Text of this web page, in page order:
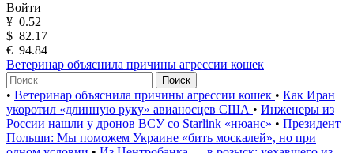
Войти
¥ 0.52
$ 82.17
€ 94.84
Ветеринар объяснила причины агрессии кошек
Поиск
• Ветеринар объяснила причины агрессии кошек • Как Иран
укоротил «длинную руку» авианосцев США • Инженеры из
России нашли у дронов ВСУ со Starlink «нюанс» • Президент
Польши: Мы поможем Украине «бить москалей», но при